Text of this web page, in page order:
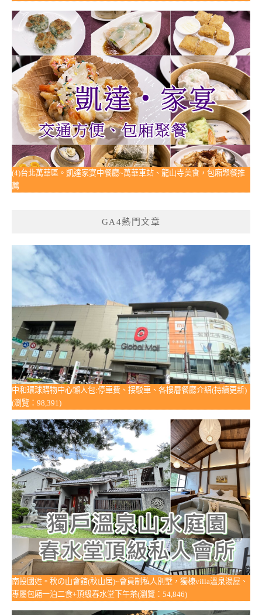
(4)台北萬華區。凱達家宴中餐廳~萬華車站、龍山寺美食，包廂聚餐推
薦
GA4熱門文章
中和環球購物中心懶人包:停車費、接駁車、各樓層餐廳介紹(持續更新)
(瀏覽：98,391)
南投國姓。秋の山會館(秋山居)~會員制私人別墅，獨棟villa溫泉湯屋、
專屬包廂一泊二食+頂級春水堂下午茶(瀏覽：54,846)